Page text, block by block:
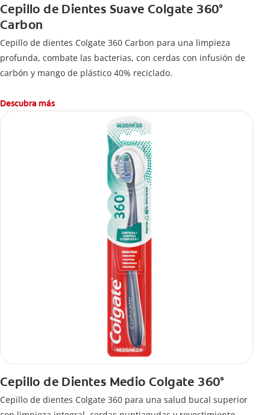
Cepillo de Dientes Suave Colgate 360°
Carbon
Cepillo de dientes Colgate 360 ​​Carbon para una limpieza
profunda, combate las bacterias, con cerdas con infusión de
carbón y mango de plástico 40% reciclado.
Descubra más
Cepillo de Dientes Medio Colgate 360°
Cepillo de dientes Colgate 360 ​​para una salud bucal superior